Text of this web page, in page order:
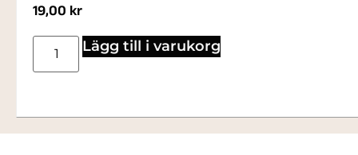
19,00 kr
Lägg till i varukorg